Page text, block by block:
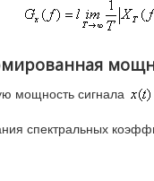
мощность сигнала
спектральных